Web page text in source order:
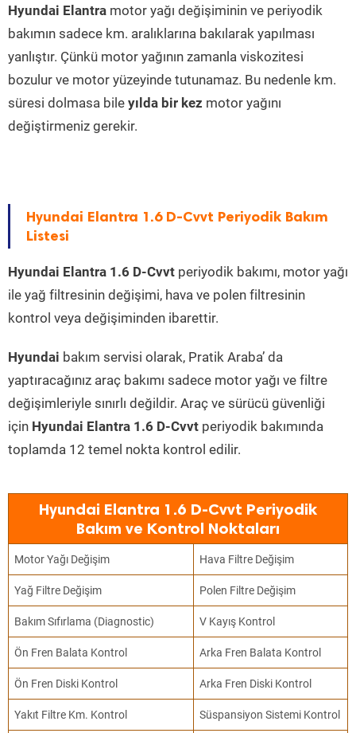
Hyundai Elantra motor yağı değişiminin ve periyodik
bakımın sadece km. aralıklarına bakılarak yapılması
yanlıştır. Çünkü motor yağının zamanla viskozitesi
bozulur ve motor yüzeyinde tutunamaz. Bu nedenle km.
süresi dolmasa bile yılda bir kez motor yağını
değiştirmeniz gerekir.
Hyundai Elantra 1.6 D-Cvvt Periyodik Bakım
Listesi
Hyundai Elantra 1.6 D-Cvvt periyodik bakımı, motor yağı
ile yağ filtresinin değişimi, hava ve polen filtresinin
kontrol veya değişiminden ibarettir.
Hyundai bakım servisi olarak, Pratik Araba’ da
yaptıracağınız araç bakımı sadece motor yağı ve filtre
değişimleriyle sınırlı değildir. Araç ve sürücü güvenliği
için Hyundai Elantra 1.6 D-Cvvt periyodik bakımında
toplamda 12 temel nokta kontrol edilir.
Hyundai Elantra 1.6 D-Cvvt Periyodik
Bakım ve Kontrol Noktaları
Motor Yağı Değişim Hava Filtre Değişim
Yağ Filtre Değişim Polen Filtre Değişim
Bakım Sıfırlama (Diagnostic) V Kayış Kontrol
Ön Fren Balata Kontrol Arka Fren Balata Kontrol
Ön Fren Diski Kontrol Arka Fren Diski Kontrol
Yakıt Filtre Km. Kontrol Süspansiyon Sistemi Kontrol